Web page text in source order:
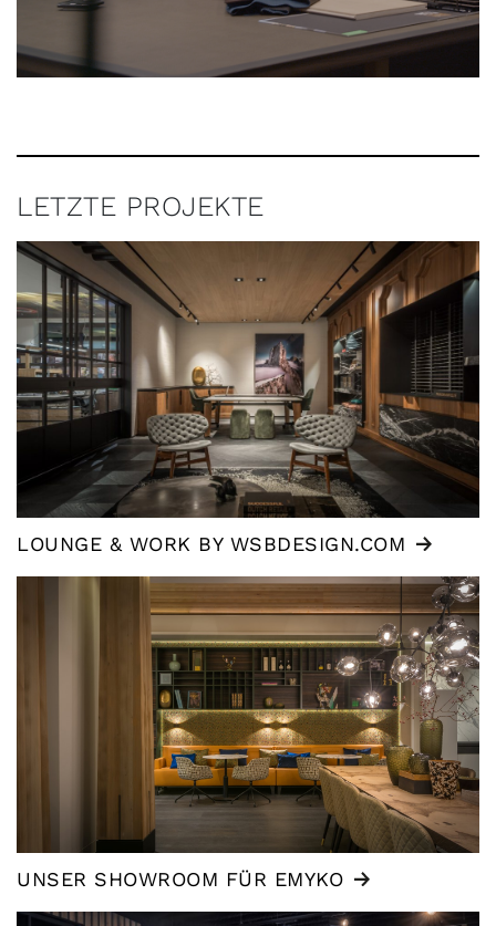
LETZTE PROJEKTE
LOUNGE & WORK BY WSBDESIGN.COM
UNSER SHOWROOM FÜR EMYKO